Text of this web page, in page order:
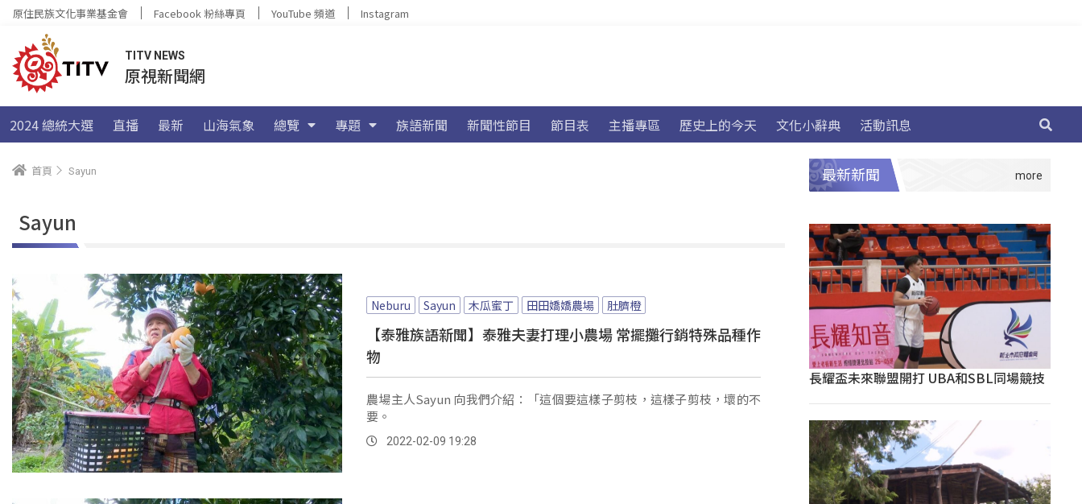
原住民族文化事業基金會 Facebook 粉絲專頁 YouTube 頻道 Instagram
TITV NEWS
原視新聞網
2024 總統大選 直播 最新 山海氣象 總覽 專題 族語新聞 新聞性節目 節目表 主播專區 歷史上的今天 文化小辭典 活動訊息
首頁 Sayun
Sayun
Neburu Sayun 木瓜蜜丁 田田嬌嬌農場 肚臍橙
【泰雅族語新聞】泰雅夫妻打理小農場 常擺攤行銷特殊品種作
物
農場主人Sayun 向我們介紹：「這個要這樣子剪枝，這樣子剪枝，壞的不
要。
2022-02-09 19:28
最新新聞
長耀盃未來聯盟開打 UBA和SBL同場競技